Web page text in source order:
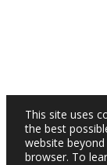
This site uses
the best
website
browser. To